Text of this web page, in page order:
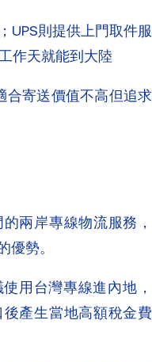
UPS則提供上門取件服
作天就能到大陸‌
合寄送價值不高但追求
兩岸專線物流服務，
優勢。
用台灣專線進內地‌，
產生當地高額稅金費